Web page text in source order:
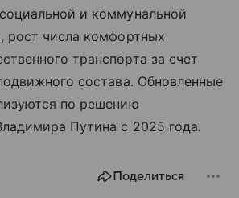
и коммунальной
рост числа комфортных
транспорта за счет
состава. Обновленные
по решению
Путина с 2025 года.
Поделиться